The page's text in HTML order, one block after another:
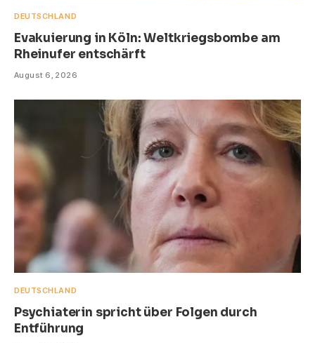
DEUTSCHLAND
Evakuierung in Köln: Weltkriegsbombe am
Rheinufer entschärft
August 6, 2026
DEUTSCHLAND
Psychiaterin spricht über Folgen durch
Entführung